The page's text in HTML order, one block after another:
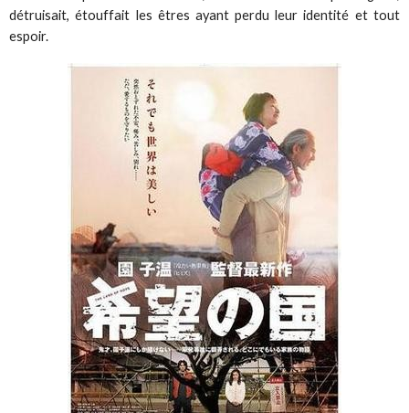
détruisait, étouffait les êtres ayant perdu leur identité et tout
espoir.